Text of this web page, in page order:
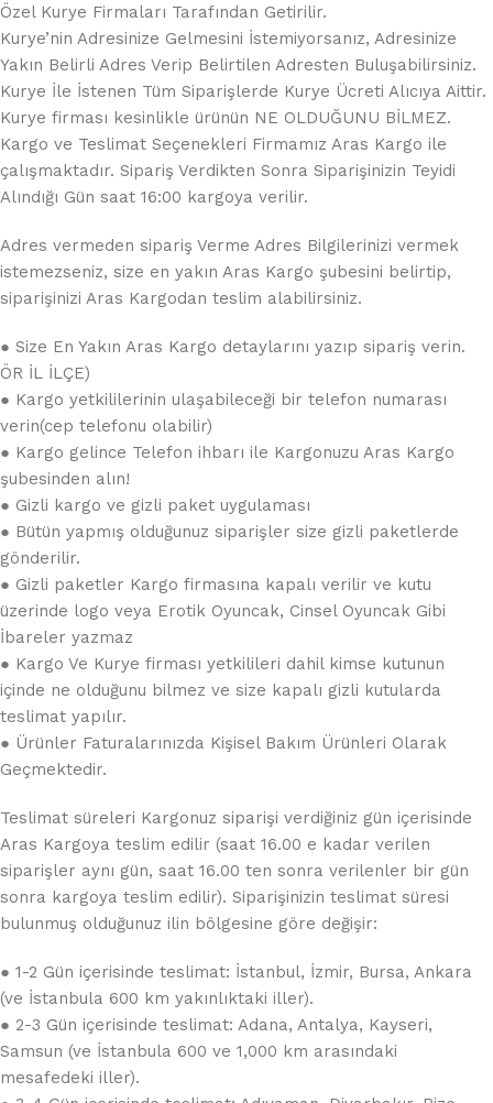
Özel Kurye Firmaları Tarafından Getirilir.
Kurye’nin Adresinize Gelmesini İstemiyorsanız, Adresinize
Yakın Belirli Adres Verip Belirtilen Adresten Buluşabilirsiniz.
Kurye İle İstenen Tüm Siparişlerde Kurye Ücreti Alıcıya Aittir.
Kurye firması kesinlikle ürünün NE OLDUĞUNU BİLMEZ.
Kargo ve Teslimat Seçenekleri Firmamız Aras Kargo ile
çalışmaktadır. Sipariş Verdikten Sonra Siparişinizin Teyidi
Alındığı Gün saat 16:00 kargoya verilir.
Adres vermeden sipariş Verme Adres Bilgilerinizi vermek
istemezseniz, size en yakın Aras Kargo şubesini belirtip,
siparişinizi Aras Kargodan teslim alabilirsiniz.
● Size En Yakın Aras Kargo detaylarını yazıp sipariş verin.
ÖR İL İLÇE)
● Kargo yetkililerinin ulaşabileceği bir telefon numarası
verin(cep telefonu olabilir)
● Kargo gelince Telefon ihbarı ile Kargonuzu Aras Kargo
şubesinden alın!
● Gizli kargo ve gizli paket uygulaması
● Bütün yapmış olduğunuz siparişler size gizli paketlerde
gönderilir.
● Gizli paketler Kargo firmasına kapalı verilir ve kutu
üzerinde logo veya Erotik Oyuncak, Cinsel Oyuncak Gibi
İbareler yazmaz
● Kargo Ve Kurye firması yetkilileri dahil kimse kutunun
içinde ne olduğunu bilmez ve size kapalı gizli kutularda
teslimat yapılır.
● Ürünler Faturalarınızda Kişisel Bakım Ürünleri Olarak
Geçmektedir.
Teslimat süreleri Kargonuz siparişi verdiğiniz gün içerisinde
Aras Kargoya teslim edilir (saat 16.00 e kadar verilen
siparişler aynı gün, saat 16.00 ten sonra verilenler bir gün
sonra kargoya teslim edilir). Siparişinizin teslimat süresi
bulunmuş olduğunuz ilin bölgesine göre değişir:
● 1-2 Gün içerisinde teslimat: İstanbul, İzmir, Bursa, Ankara
(ve İstanbula 600 km yakınlıktaki iller).
● 2-3 Gün içerisinde teslimat: Adana, Antalya, Kayseri,
Samsun (ve İstanbula 600 ve 1,000 km arasındaki
mesafedeki iller).